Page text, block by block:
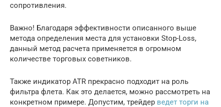
сопротивления.
Важно! Благодаря эффективности описанного выше
метода определения места для установки Stop-Loss,
данный метод расчета применяется в огромном
количестве торговых советников.
Также индикатор ATR прекрасно подходит на роль
фильтра флета. Как это делается, можно рассмотреть на
конкретном примере. Допустим, трейдер ведет торги на